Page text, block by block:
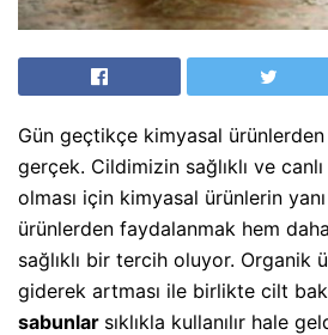
Gün geçtikçe kimyasal ürünlerden
gerçek. Cildimizin sağlıklı ve
olması için kimyasal ürünlerin
ürünlerden faydalanmak hem
sağlıklı bir tercih oluyor. Organik
giderek artması ile birlikte cilt
sabunlar sıklıkla kullanılır hale